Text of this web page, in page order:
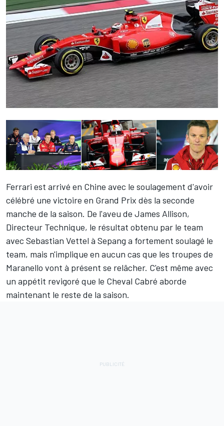
Ferrari est arrivé en Chine avec le soulagement d'avoir
célébré une victoire en Grand Prix dès la seconde
manche de la saison. De l'aveu de James Allison,
Directeur Technique, le résultat obtenu par le team
avec Sebastian Vettel à Sepang a fortement soulagé le
team, mais n'implique en aucun cas que les troupes de
Maranello vont à présent se relâcher. C'est même avec
un appétit revigoré que le Cheval Cabré aborde
maintenant le reste de la saison.